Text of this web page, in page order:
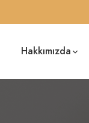
Hakkımızda